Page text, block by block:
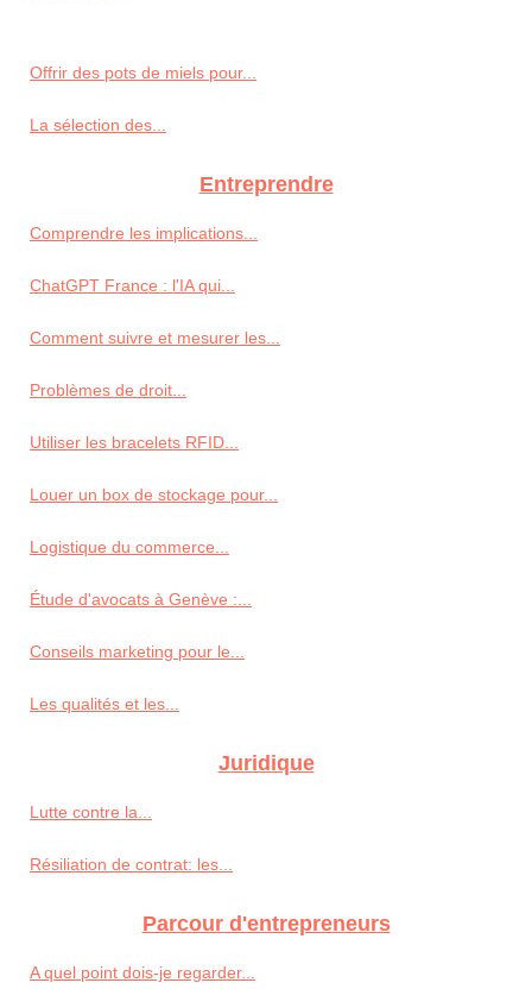
Offrir des pots de miels pour...
La sélection des...
Entreprendre
Comprendre les implications...
ChatGPT France : l'IA qui...
Comment suivre et mesurer les...
Problèmes de droit...
Utiliser les bracelets RFID...
Louer un box de stockage pour...
Logistique du commerce...
Étude d'avocats à Genève :...
Conseils marketing pour le...
Les qualités et les...
Juridique
Lutte contre la...
Résiliation de contrat: les...
Parcour d'entrepreneurs
A quel point dois-je regarder...